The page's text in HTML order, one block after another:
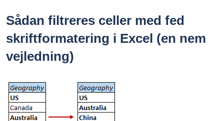
Sådan filtreres celler med fed
skriftformatering i Excel (en nem
vejledning)